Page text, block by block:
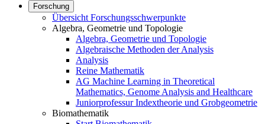
Forschung
Übersicht Forschungsschwerpunkte
Algebra, Geometrie und Topologie
Algebra, Geometrie und Topologie
Algebraische Methoden der Analysis
Analysis
Reine Mathematik
AG Machine Learning in Theoretical
Mathematics, Genome Analysis and Healthcare
Juniorprofessur Indextheorie und Grobgeometrie
Biomathematik